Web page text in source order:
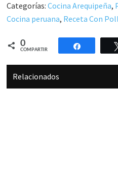
Categorías:Cocina Arequipeña,
Cocina peruana, Receta Con
0
COMPARTIR
Relacionados